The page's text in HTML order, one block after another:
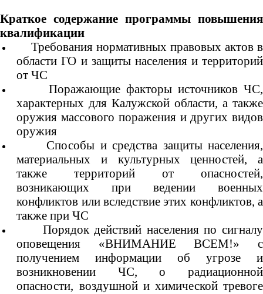
Краткое содержание программы повышения
квалификации
Требования нормативных правовых актов в
области ГО и защиты населения и территорий
от ЧС
Поражающие факторы источников ЧС,
характерных для Калужской области, а также
оружия массового поражения и других видов
оружия
Способы и средства защиты населения,
материальных и культурных ценностей, а
также территорий от опасностей,
возникающих при ведении военных
конфликтов или вследствие этих конфликтов, а
также при ЧС
Порядок действий населения по сигналу
оповещения «ВНИМАНИЕ ВСЕМ!» с
получением информации об угрозе и
возникновении ЧС, о радиационной
опасности, воздушной и химической тревоге